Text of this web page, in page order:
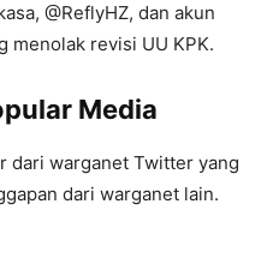
@ReflyHZ, dan akun
menolak revisi UU KPK.
Media
dari warganet Twitter yang
dari warganet lain.